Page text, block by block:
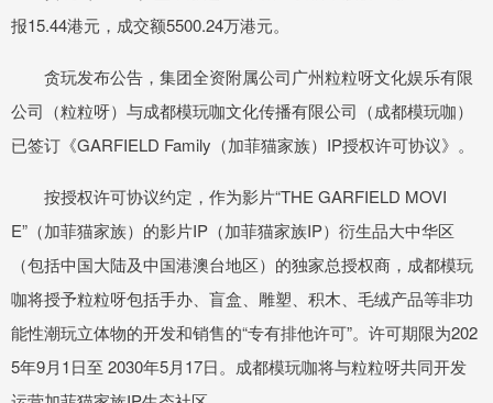
报15.44港元，成交额5500.24万港元。
贪玩发布公告，集团全资附属公司广州粒粒呀文化娱乐有限
公司（粒粒呀）与成都模玩咖文化传播有限公司（成都模玩咖）
已签订《GARFIELD Family（加菲猫家族）IP授权许可协议》。
按授权许可协议约定，作为影片“THE GARFIELD MOVI
E”（加菲猫家族）的影片IP（加菲猫家族IP）衍生品大中华区
（包括中国大陆及中国港澳台地区）的独家总授权商，成都模玩
咖将授予粒粒呀包括手办、盲盒、雕塑、积木、毛绒产品等非功
能性潮玩立体物的开发和销售的“专有排他许可”。许可期限为202
5年9月1日至 2030年5月17日。成都模玩咖将与粒粒呀共同开发